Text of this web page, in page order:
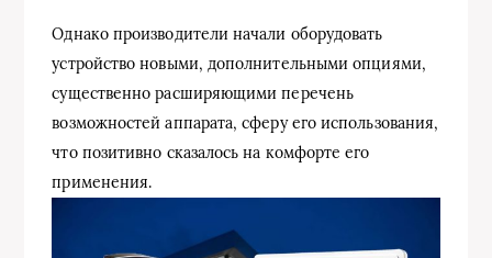
Однако производители начали оборудовать
устройство новыми, дополнительными опциями,
существенно расширяющими перечень
возможностей аппарата, сферу его использования,
что позитивно сказалось на комфорте его
применения.